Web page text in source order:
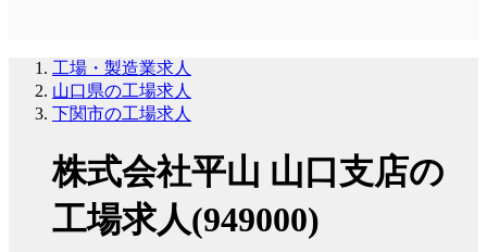
工場・製造業求人
山口県の工場求人
下関市の工場求人
株式会社平山 山口支店の
工場求人(949000)